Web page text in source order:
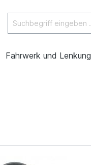
Fahrwerk und Lenkung